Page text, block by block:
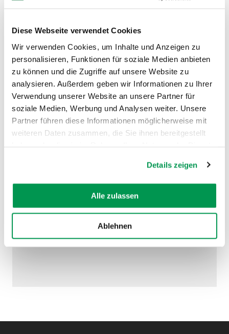
Diese Webseite verwendet Cookies
Wir verwenden Cookies, um Inhalte und Anzeigen zu
personalisieren, Funktionen für soziale Medien anbieten
zu können und die Zugriffe auf unsere Website zu
analysieren. Außerdem geben wir Informationen zu Ihrer
Verwendung unserer Website an unsere Partner für
soziale Medien, Werbung und Analysen weiter. Unsere
Partner führen diese Informationen möglicherweise mit
weiteren Daten zusammen, die Sie ihnen bereitgestellt
Details zeigen
Alle zulassen
Ablehnen